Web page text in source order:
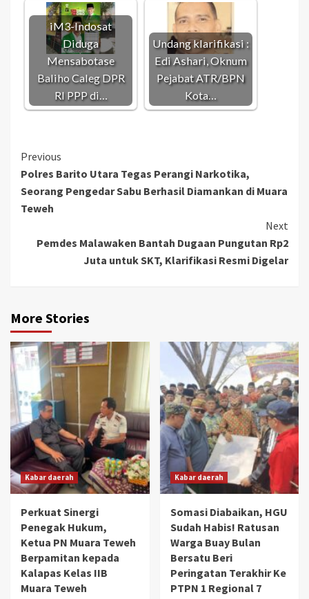
iM3-Indosat
Diduga
Mensabotase
Baliho Caleg DPR
RI PPP di…
Undang klarifikasi :
Edi Ashari, Oknum
Pejabat ATR/BPN
Kota…
Continue
Reading
Previous
Polres Barito Utara Tegas Perangi Narkotika,
Seorang Pengedar Sabu Berhasil Diamankan di Muara
Teweh
Next
Pemdes Malawaken Bantah Dugaan Pungutan Rp2
Juta untuk SKT, Klarifikasi Resmi Digelar
More Stories
Kabar daerah
Perkuat Sinergi
Penegak Hukum,
Ketua PN Muara Teweh
Berpamitan kepada
Kalapas Kelas IIB
Muara Teweh
Kabar daerah
Somasi Diabaikan, HGU
Sudah Habis! Ratusan
Warga Buay Bulan
Bersatu Beri
Peringatan Terakhir Ke
PTPN 1 Regional 7